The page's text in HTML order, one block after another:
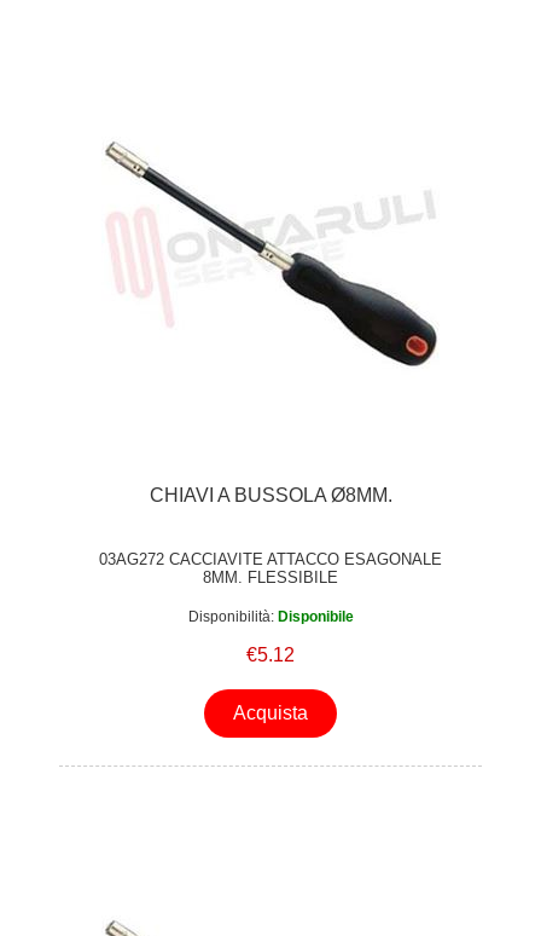
CHIAVI A BUSSOLA Ø8MM.
03AG272 CACCIAVITE ATTACCO ESAGONALE
8MM. FLESSIBILE
Disponibilità: Disponibile
€5.12
Acquista